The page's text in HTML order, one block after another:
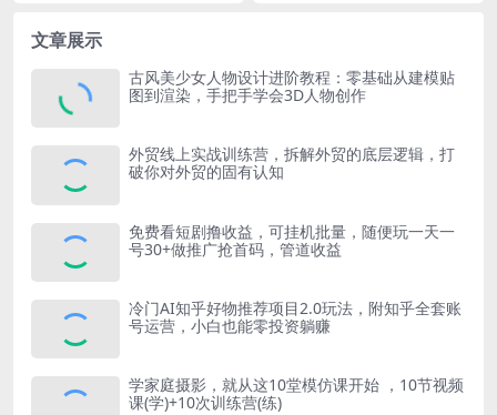
文章展示
古风美少女人物设计进阶教程：零基础从建模贴
图到渲染，手把手学会3D人物创作
外贸线上实战训练营，拆解外贸的底层逻辑，打
破你对外贸的固有认知
免费看短剧撸收益，可挂机批量，随便玩一天一
号30+做推广抢首码，管道收益
冷门AI知乎好物推荐项目2.0玩法，附知乎全套账
号运营，小白也能零投资躺赚
学家庭摄影，就从这10堂模仿课开始 ，10节视频
课(学)+10次训练营(练)